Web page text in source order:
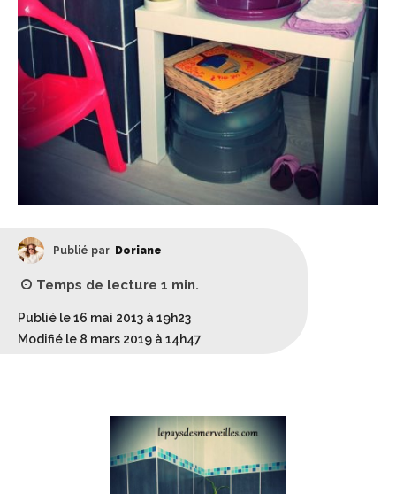
Publié par Doriane
Temps de lecture 1 min.
Publié le 16 mai 2013 à 19h23
Modifié le 8 mars 2019 à 14h47